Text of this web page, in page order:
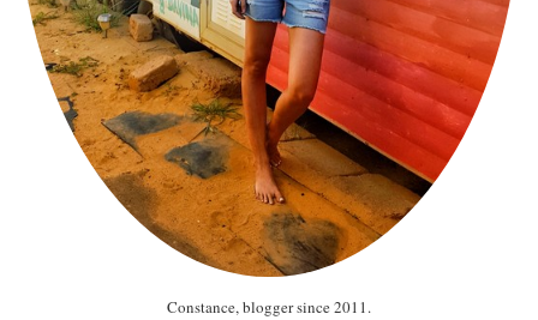
Constance, blogger since 2011.